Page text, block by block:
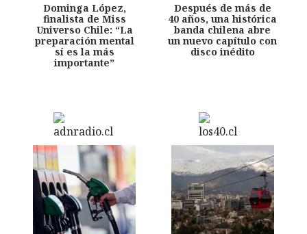
Dominga López,
finalista de Miss
Universo Chile: “La
preparación mental
sí es la más
importante”
Después de más de
40 años, una histórica
banda chilena abre
un nuevo capítulo con
disco inédito